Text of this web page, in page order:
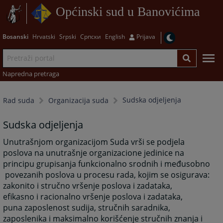
Općinski sud u Banovićima
Bosanski Hrvatski Srpski Српски English Prijava
Napredna pretraga
Rad suda Organizacija suda Sudska odjeljenja
Sudska odjeljenja
Unutrašnjom organizacijom Suda vrši se podjela
poslova na unutrašnje organizacione jedinice na
principu grupisanja funkcionalno srodnih i međusobno
povezanih poslova u procesu rada, kojim se osigurava:
zakonito i stručno vršenje poslova i zadataka,
efikasno i racionalno vršenje poslova i zadataka,
puna zaposlenost sudija, stručnih saradnika,
zaposlenika i maksimalno korišćenje stručnih znanja i